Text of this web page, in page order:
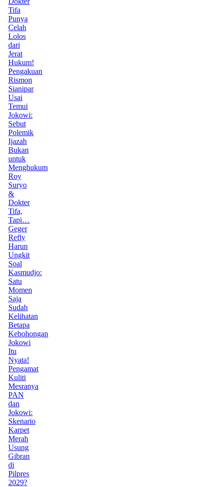
Tifa
Punya
Celah
Lolos
dari
Jerat
Hukum!
Pengakuan
Rismon
Sianipar
Usai
Temui
Jokowi:
Sebut
Polemik
Ijazah
Bukan
untuk
Menghukum
Roy
Suryo
&
Dokter
Tifa,
Tapi…
Geger
Refly
Harun
Ungkit
Soal
Kasmudjo:
Satu
Momen
Saja
Sudah
Kelihatan
Betapa
Kebohongan
Jokowi
Itu
Nyata!
Pengamat
Kuliti
Mesranya
PAN
dan
Jokowi:
Skenario
Karpet
Merah
Usung
Gibran
di
Pilpres
2029?